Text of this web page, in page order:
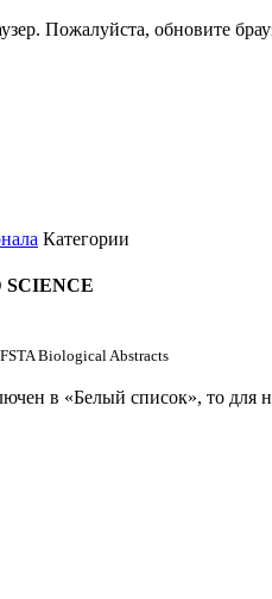
Пожалуйста, обновите
Категории
SCIENCE
FSTA Biological Abstracts
в «Белый список», то для